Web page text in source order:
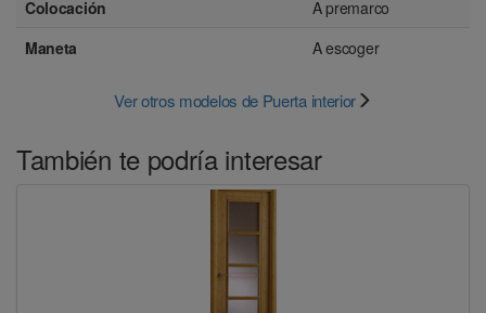
Colocación
A premarco
Maneta
A escoger
Ver otros modelos de Puerta interior
También te podría interesar